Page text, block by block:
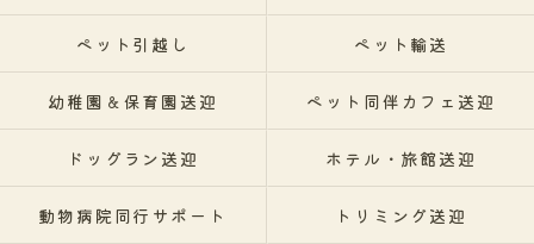
ペット引越し ペット輸送
幼稚園＆保育園送迎 ペット同伴カフェ送迎
ドッグラン送迎 ホテル・旅館送迎
動物病院同行サポート トリミング送迎